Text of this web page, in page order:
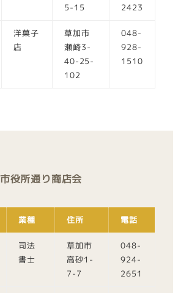
5-15
2423
洋菓子
店
草加市
瀬崎3-
40-25-
102
048-
928-
1510
市役所通り商店会
業種 住所 電話
司法
書士
草加市
高砂1-
7-7
048-
924-
2651